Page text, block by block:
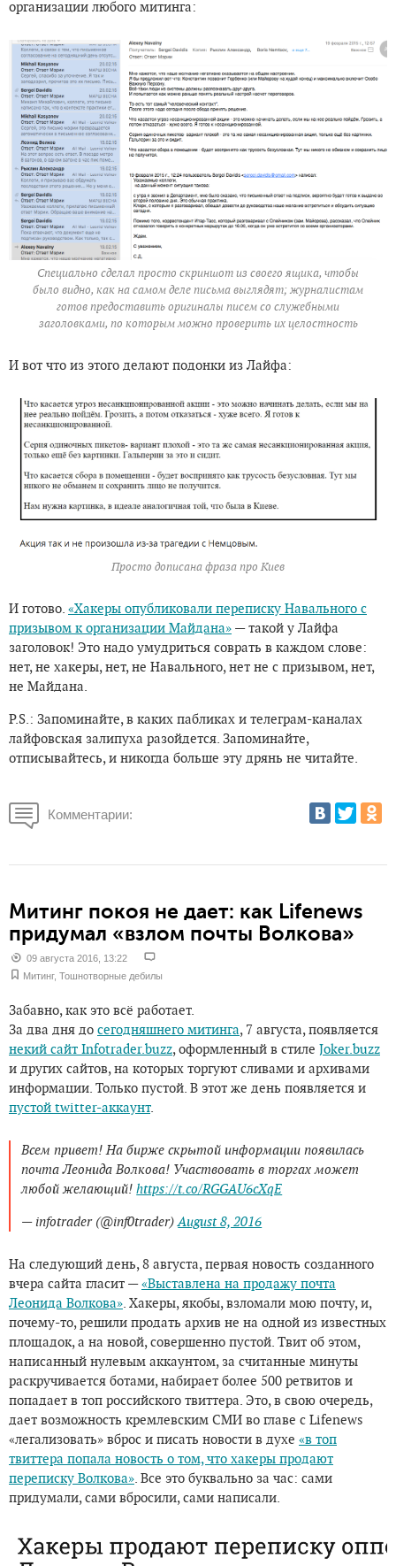
организации любого митинга:
Специально сделал просто скриншот из своего ящика, чтобы
было видно, как на самом деле письма выглядят; журналистам
готов предоставить оригиналы писем со служебными
заголовками, по которым можно проверить их целостность
И вот что из этого делают подонки из Лайфа:
Просто дописана фраза про Киев
И готово. «Хакеры опубликовали переписку Навального с
призывом к организации Майдана» — такой у Лайфа
заголовок! Это надо умудриться соврать в каждом слове:
нет, не хакеры, нет, не Навального, нет не с призывом, нет,
не Майдана.
P.S.: Запоминайте, в каких пабликах и телеграм-каналах
лайфовская залипуха разойдется. Запоминайте,
отписывайтесь, и никогда больше эту дрянь не читайте.
Комментарии:
Митинг покоя не дает: как Lifenews
придумал «взлом почты Волкова»
09 августа 2016, 13:22
Митинг, Тошнотворные дебилы
Забавно, как это всё работает.
За два дня до сегодняшнего митинга, 7 августа, появляется
некий сайт Infotrader.buzz, оформленный в стиле Joker.buzz
и других сайтов, на которых торгуют сливами и архивами
информации. Только пустой. В этот же день появляется и
пустой twitter-аккаунт.
Всем привет! На бирже скрытой информации появилась
почта Леонида Волкова! Участвовать в торгах может
любой желающий!https://t.co/RGGAU6cXqE
— infotrader (@inf0trader)August 8, 2016
На следующий день, 8 августа, первая новость созданного
вчера сайта гласит —«Выставлена на продажу почта
Леонида Волкова». Хакеры, якобы, взломали мою почту, и,
почему-то, решили продать архив не на одной из известных
площадок, а на новой, совершенно пустой. Твит об этом,
написанный нулевым аккаунтом, за считанные минуты
раскручивается ботами, набирает более 500 ретвитов и
попадает в топ российского твиттера. Это, в свою очередь,
дает возможность кремлевским СМИ во главе с Lifenews
«легализовать» вброс и писать новости в духе «в топ
твиттера попала новость о том, что хакеры продают
переписку Волкова». Все это буквально за час: сами
придумали, сами вбросили, сами написали.